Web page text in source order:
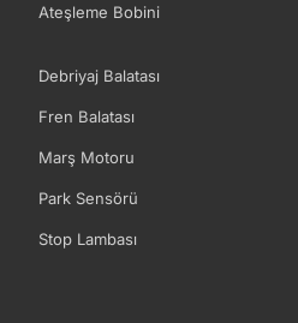
Ateşleme Bobini
Debriyaj Balatası
Fren Balatası
Marş Motoru
Park Sensörü
Stop Lambası